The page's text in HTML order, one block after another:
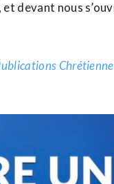
devant nous